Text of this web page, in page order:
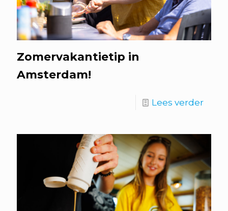
Zomervakantietip in
Amsterdam!
Lees verder